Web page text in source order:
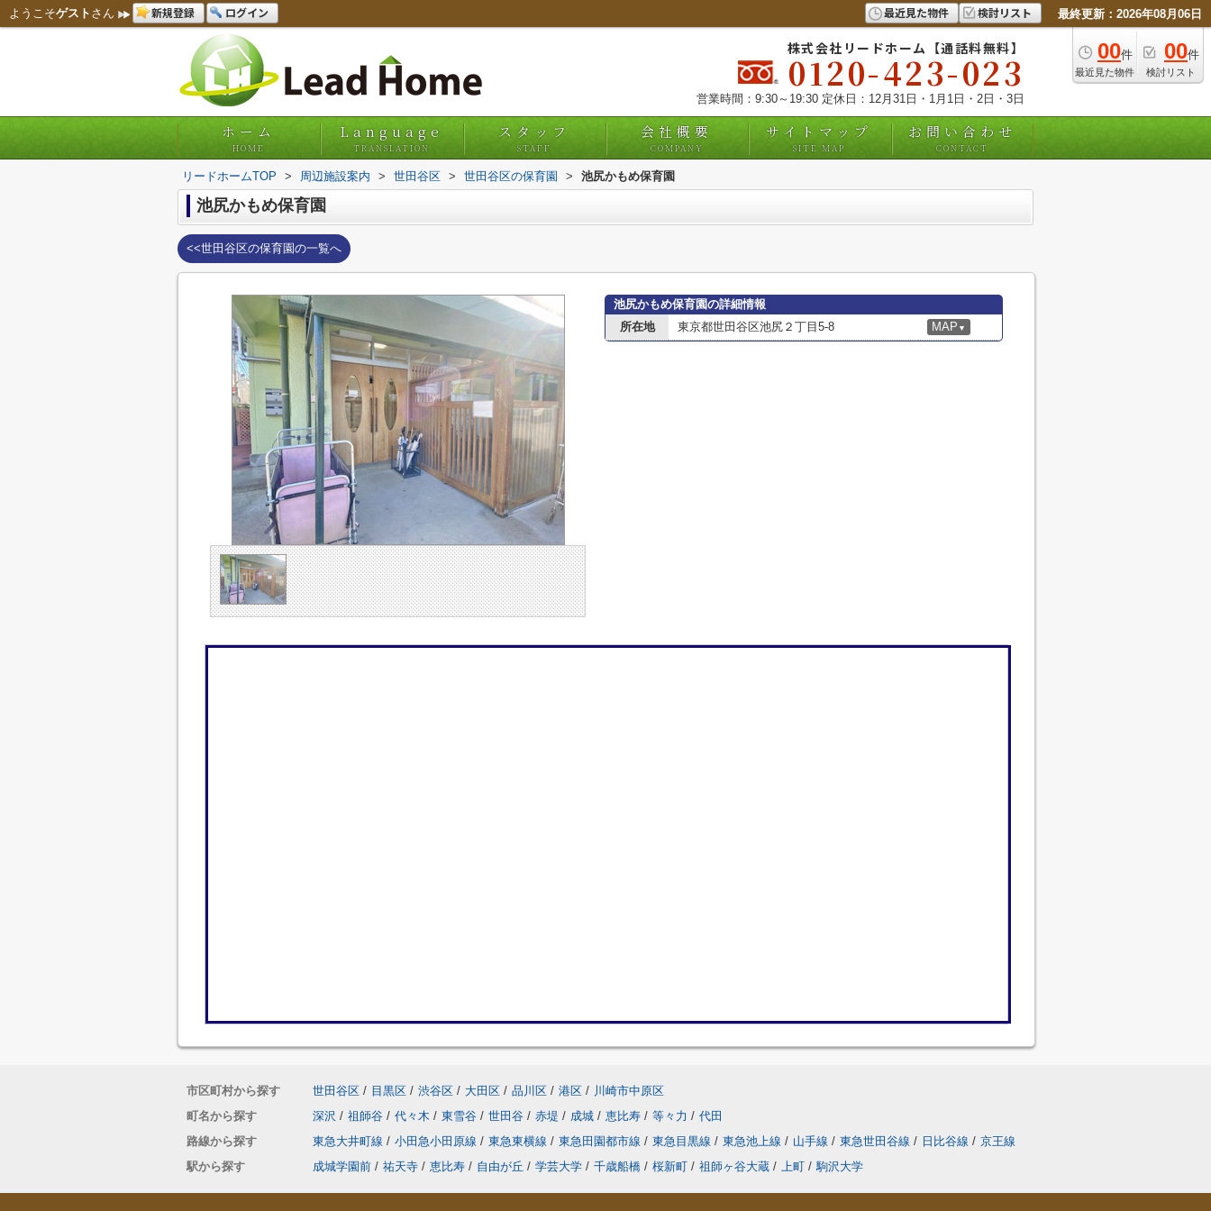
ようこそゲスト さん 新規登録 ログイン 最近見た物件 検討リスト 最終更新：2026年08月06日
00件
最近見た物件
00件
検討リスト
株式会社リードホーム【通話料無料】
0120-423-023
営業時間：9:30～19:30 定休日：12月31日・1月1日・2日・3日
ホーム
HOME
Language
TRANSLATION
スタッフ
STAFF
会社概要
COMPANY
サイトマップ
SITE MAP
お問い合わせ
CONTACT
リードホームTOP > 周辺施設案内 > 世田谷区 > 世田谷区の保育園 > 池尻かもめ保育園
池尻かもめ保育園
<<世田谷区の保育園の一覧へ
池尻かもめ保育園の詳細情報
所在地
東京都世田谷区池尻２丁目5-8 MAP ▼
市区町村から探す 世田谷区 / 目黒区 / 渋谷区 / 大田区 / 品川区 / 港区 / 川崎市中原区
町名から探す
深沢 / 祖師谷 / 代々木 / 東雪谷 / 世田谷 / 赤堤 / 成城 / 恵比寿 / 等々力 / 代田
路線から探す
東急大井町線 / 小田急小田原線 / 東急東横線 / 東急田園都市線 / 東急目黒線 / 東急池上線 / 山手線 / 東急世田谷線 / 日比谷線 / 京王線
駅から探す
成城学園前 / 祐天寺 / 恵比寿 / 自由が丘 / 学芸大学 / 千歳船橋 / 桜新町 / 祖師ヶ谷大蔵 / 上町 / 駒沢大学